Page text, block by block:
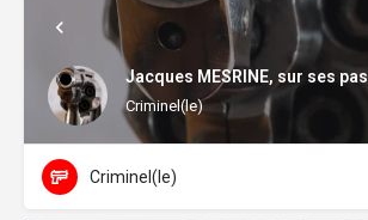
Jacques MESRINE, sur ses pas
Criminel(le)
Criminel(le)